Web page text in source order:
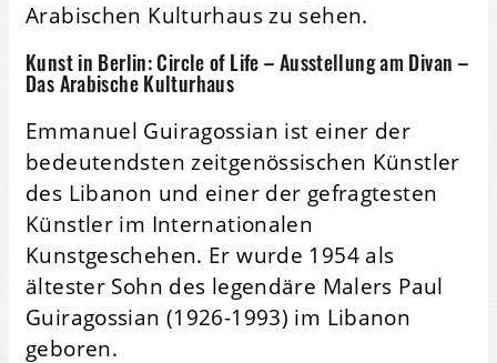
Arabischen Kulturhaus zu sehen.
Kunst in Berlin: Circle of Life – Ausstellung am Divan –
Das Arabische Kulturhaus
Emmanuel Guiragossian ist einer der
bedeutendsten zeitgenössischen Künstler
des Libanon und einer der gefragtesten
Künstler im Internationalen
Kunstgeschehen. Er wurde 1954 als
ältester Sohn des legendäre Malers Paul
Guiragossian (1926-1993) im Libanon
geboren.